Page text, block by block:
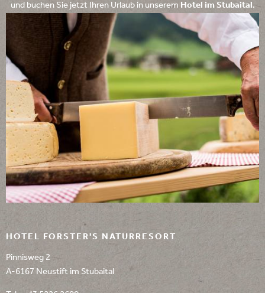
und buchen Sie jetzt Ihren Urlaub in unserem Hotel im Stubaital.
HOTEL FORSTER'S NATURRESORT
Pinnisweg 2
A-6167 Neustift im Stubaital